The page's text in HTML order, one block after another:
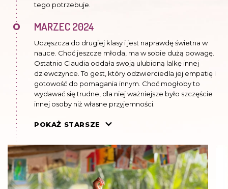
tego potrzebuje.
MARZEC 2024
Uczęszcza do drugiej klasy i jest naprawdę świetna w
nauce. Choć jeszcze młoda, ma w sobie dużą powagę.
Ostatnio Claudia oddała swoją ulubioną lalkę innej
dziewczynce. To gest, który odzwierciedla jej empatię i
gotowość do pomagania innym. Choć mogłoby to
wydawać się trudne, dla niej ważniejsze było szczęście
innej osoby niż własne przyjemności.
LIPIEC 2023
pochwały dotyczące zaangażowania w naukę oraz
zachowania Claudii. W domu również jest bardzo
pomocna, zawsze można na nią liczyć.
POKAŻ STARSZE